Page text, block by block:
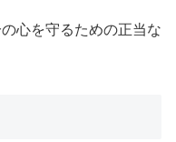
心を守るための正当な